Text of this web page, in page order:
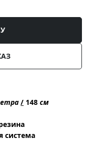
/ 148 см
система